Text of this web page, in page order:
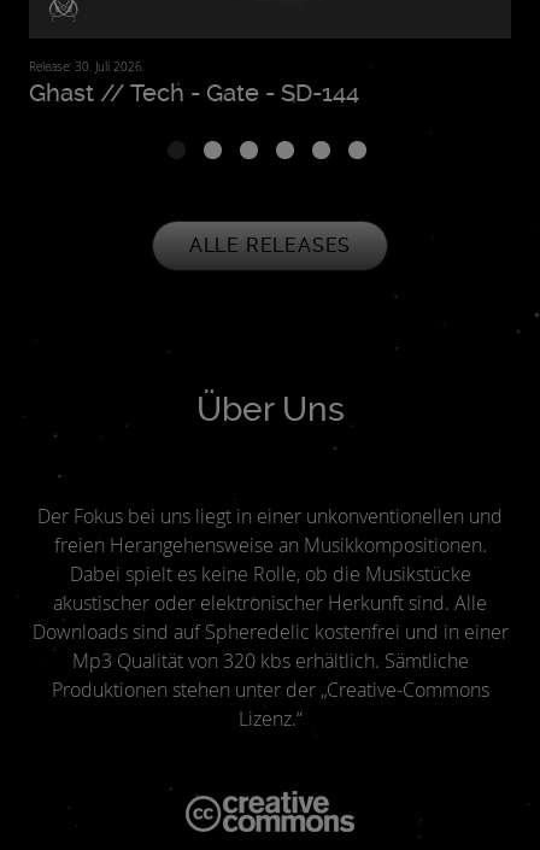
Release: 30. Juli 2026
Ghast // Tech - Gate - SD-144
ALLE RELEASES
Über Uns
Der Fokus bei uns liegt in einer unkonventionellen und
freien Herangehensweise an Musikkompositionen.
Dabei spielt es keine Rolle, ob die Musikstücke
akustischer oder elektronischer Herkunft sind. Alle
Downloads sind auf Spheredelic kostenfrei und in einer
Mp3 Qualität von 320 kbs erhältlich. Sämtliche
Produktionen stehen unter der „Creative-Commons
Lizenz.“